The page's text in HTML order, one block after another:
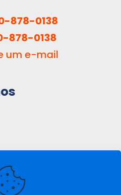
878-0138
878-0138
um e-mail